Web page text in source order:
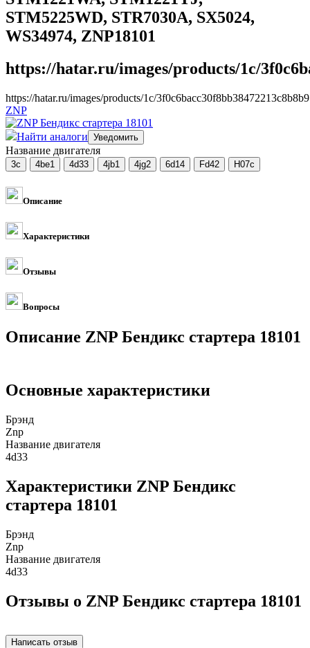
STM5225WD, STR7030A, SX5024,
WS34974, ZNP18101
https://hatar.ru/images/products/1c/
https://hatar.ru/images/products/1c/
ZNP
Найти аналоги
Название двигателя
Описание
Характеристики
Отзывы
Вопросы
Описание ZNP Бендикс стартера 18101
Основные характеристики
Брэнд
Znp
Название двигателя
4d33
Характеристики ZNP Бендикс
стартера 18101
Брэнд
Znp
Название двигателя
4d33
Отзывы о ZNP Бендикс стартера 18101